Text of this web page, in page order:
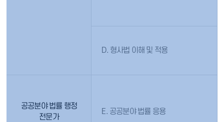
D. 형사법 이해 및 적용
공공분야 법률 행정
전문가
E. 공공분야 법률 응용